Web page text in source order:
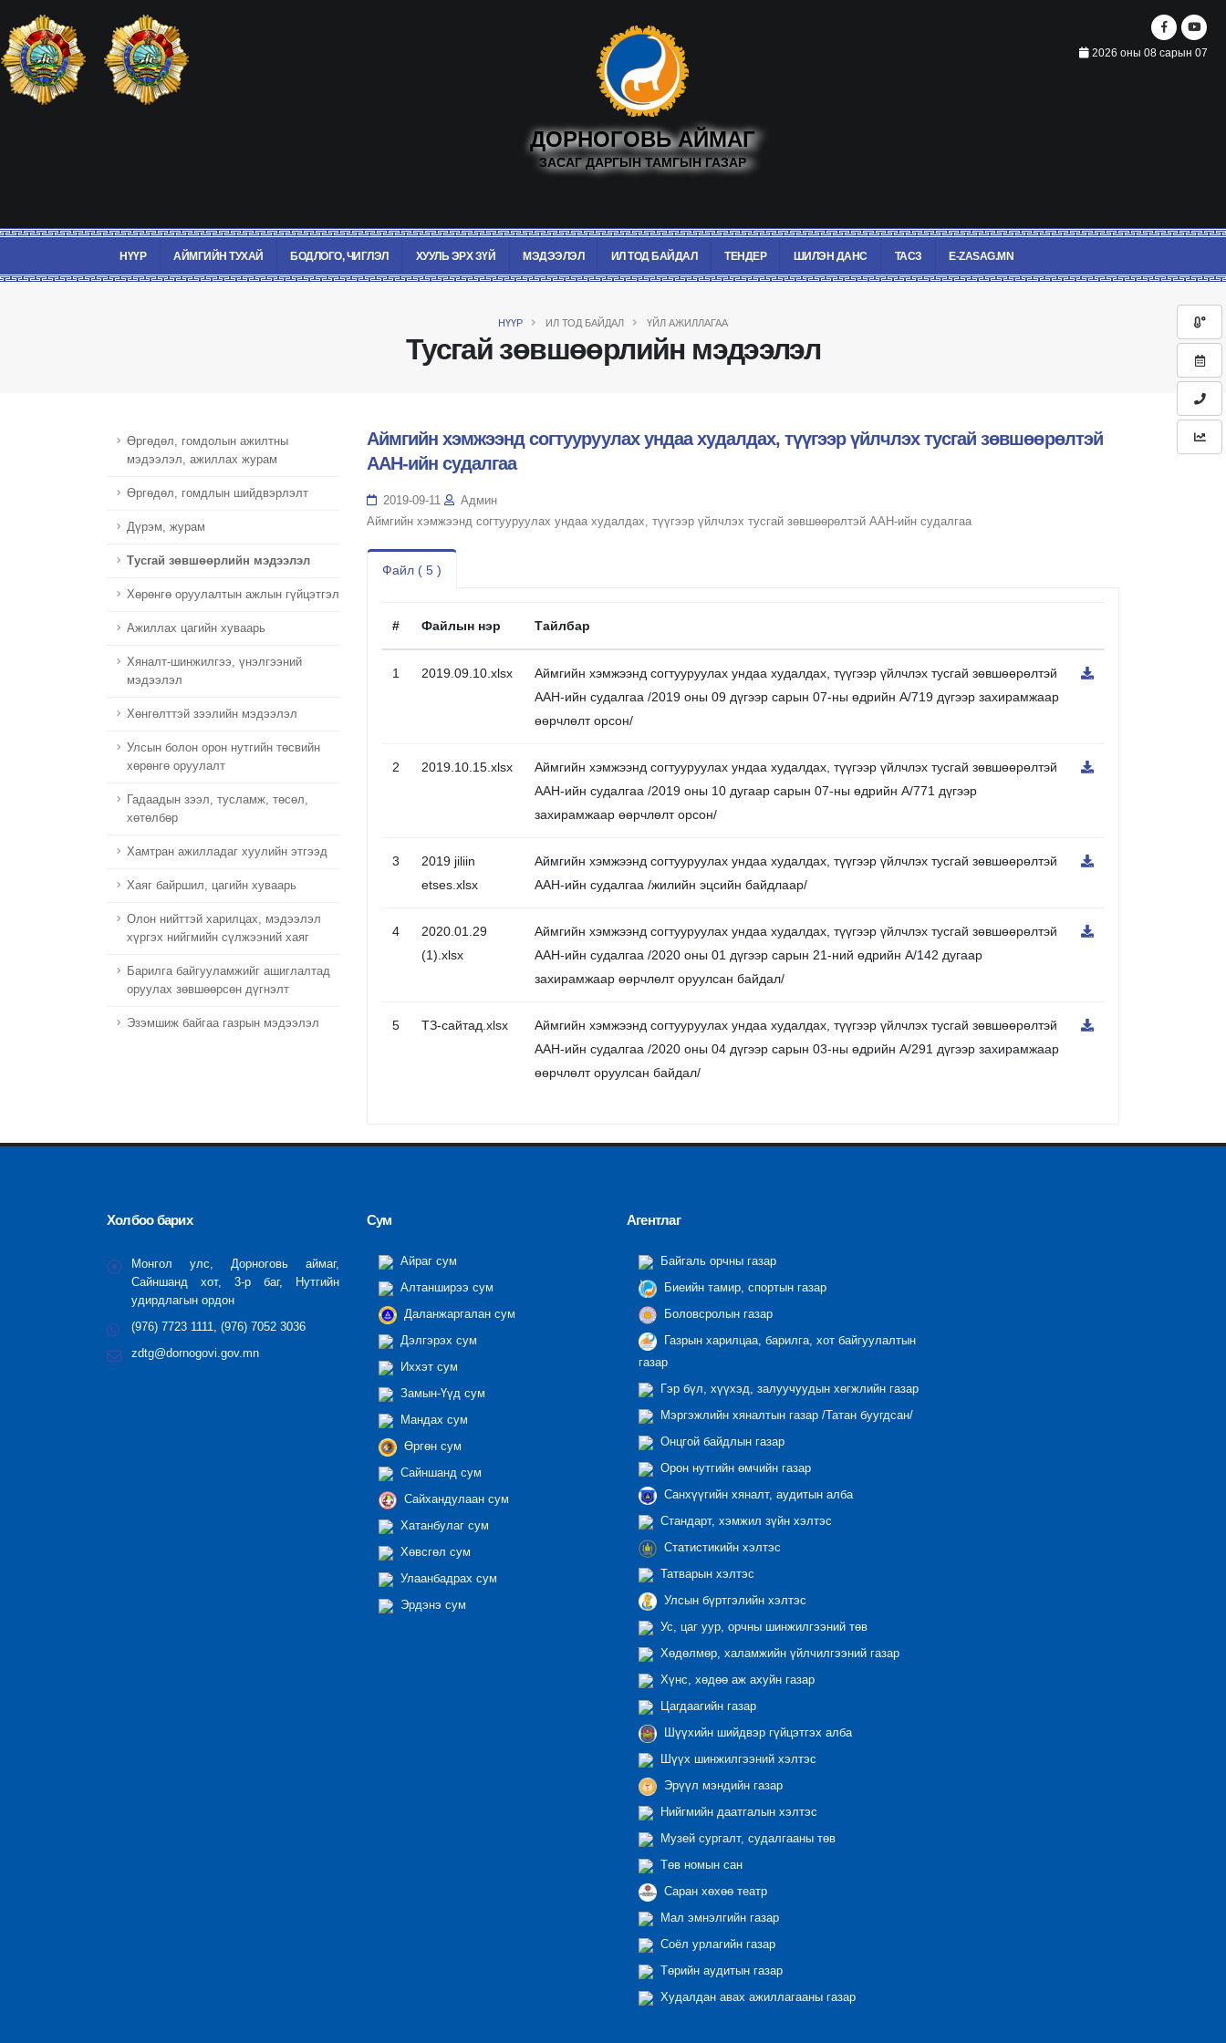
2026 оны 08 сарын 07
ДОРНОГОВЬ АЙМАГ
ЗАСАГ ДАРГЫН ТАМГЫН ГАЗАР
НҮҮР АЙМГИЙН ТУХАЙ БОДЛОГО, ЧИГЛЭЛ ХУУЛЬ ЭРХ ЗҮЙ МЭДЭЭЛЭЛ ИЛ ТОД БАЙДАЛ ТЕНДЕР ШИЛЭН ДАНС ТАСЗ E-ZASAG.MN
НҮҮР ИЛ ТОД БАЙДАЛ ҮЙЛ АЖИЛЛАГАА
Тусгай зөвшөөрлийн мэдээлэл
Өргөдөл, гомдолын ажилтны
мэдээлэл, ажиллах журам
Өргөдөл, гомдлын шийдвэрлэлт
Дүрэм, журам
Тусгай зөвшөөрлийн мэдээлэл
Хөрөнгө оруулалтын ажлын гүйцэтгэл
Ажиллах цагийн хуваарь
Хяналт-шинжилгээ, үнэлгээний
мэдээлэл
Хөнгөлттэй зээлийн мэдээлэл
Улсын болон орон нутгийн төсвийн
хөрөнгө оруулалт
Гадаадын зээл, тусламж, төсөл,
хөтөлбөр
Хамтран ажилладаг хуулийн этгээд
Хаяг байршил, цагийн хуваарь
Олон нийттэй харилцах, мэдээлэл
хүргэх нийгмийн сүлжээний хаяг
Барилга байгууламжийг ашиглалтад
оруулах зөвшөөрсөн дүгнэлт
Эзэмшиж байгаа газрын мэдээлэл
Аймгийн хэмжээнд согтууруулах ундаа худалдах, түүгээр үйлчлэх тусгай зөвшөөрөлтэй
ААН-ийн судалгаа
2019-09-11 Админ
Аймгийн хэмжээнд согтууруулах ундаа худалдах, түүгээр үйлчлэх тусгай зөвшөөрөлтэй ААН-ийн судалгаа
Файл ( 5 )
# Файлын нэр Тайлбар
1 2019.09.10.xlsx
Аймгийн хэмжээнд согтууруулах ундаа худалдах, түүгээр үйлчлэх тусгай зөвшөөрөлтэй
ААН-ийн судалгаа /2019 оны 09 дүгээр сарын 07-ны өдрийн А/719 дүгээр захирамжаар
өөрчлөлт орсон/
2 2019.10.15.xlsx
Аймгийн хэмжээнд согтууруулах ундаа худалдах, түүгээр үйлчлэх тусгай зөвшөөрөлтэй
ААН-ийн судалгаа /2019 оны 10 дугаар сарын 07-ны өдрийн А/771 дүгээр
захирамжаар өөрчлөлт орсон/
3
2019 jiliin
etses.xlsx
Аймгийн хэмжээнд согтууруулах ундаа худалдах, түүгээр үйлчлэх тусгай зөвшөөрөлтэй
ААН-ийн судалгаа /жилийн эцсийн байдлаар/
4
2020.01.29
(1).xlsx
Аймгийн хэмжээнд согтууруулах ундаа худалдах, түүгээр үйлчлэх тусгай зөвшөөрөлтэй
ААН-ийн судалгаа /2020 оны 01 дүгээр сарын 21-ний өдрийн А/142 дугаар
захирамжаар өөрчлөлт оруулсан байдал/
5 ТЗ-сайтад.xlsx
Аймгийн хэмжээнд согтууруулах ундаа худалдах, түүгээр үйлчлэх тусгай зөвшөөрөлтэй
ААН-ийн судалгаа /2020 оны 04 дүгээр сарын 03-ны өдрийн А/291 дүгээр захирамжаар
өөрчлөлт оруулсан байдал/
Холбоо барих
Монгол улс, Дорноговь аймаг,
Сайншанд хот, 3-р баг, Нутгийн
удирдлагын ордон
(976) 7723 1111, (976) 7052 3036
zdtg@dornogovi.gov.mn
Сум
Айраг сум
Алтанширээ сум
Даланжаргалан сум
Дэлгэрэх сум
Иххэт сум
Замын-Үүд сум
Мандах сум
Өргөн сум
Сайншанд сум
Сайхандулаан сум
Хатанбулаг сум
Хөвсгөл сум
Улаанбадрах сум
Эрдэнэ сум
Агентлаг
Байгаль орчны газар
Биеийн тамир, спортын газар
Боловсролын газар
Газрын харилцаа, барилга, хот байгуулалтын
газар
Гэр бүл, хүүхэд, залуучуудын хөгжлийн газар
Мэргэжлийн хяналтын газар /Татан буугдсан/
Онцгой байдлын газар
Орон нутгийн өмчийн газар
Санхүүгийн хяналт, аудитын алба
Стандарт, хэмжил зүйн хэлтэс
Статистикийн хэлтэс
Татварын хэлтэс
Улсын бүртгэлийн хэлтэс
Ус, цаг уур, орчны шинжилгээний төв
Хөдөлмөр, халамжийн үйлчилгээний газар
Хүнс, хөдөө аж ахуйн газар
Цагдаагийн газар
Шүүхийн шийдвэр гүйцэтгэх алба
Шүүх шинжилгээний хэлтэс
Эрүүл мэндийн газар
Нийгмийн даатгалын хэлтэс
Музей сургалт, судалгааны төв
Төв номын сан
Саран хөхөө театр
Мал эмнэлгийн газар
Соёл урлагийн газар
Төрийн аудитын газар
Худалдан авах ажиллагааны газар